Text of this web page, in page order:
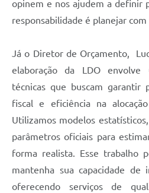
opinem e nos ajudem a definir
responsabilidade é planejar com
Já o Diretor de Orçamento,
elaboração da LDO
técnicas que buscam garantir
fiscal e eficiência na
Utilizamos modelos
parâmetros oficiais para
forma realista. Esse trabalho
mantenha sua capacidade de
oferecendo serviços de